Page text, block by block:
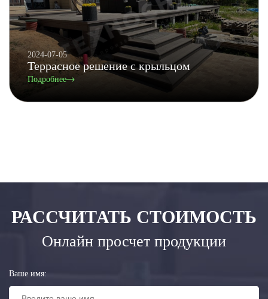
2024-07-05
Террасное решение с крыльцом
Подробнее
РАССЧИТАТЬ СТОИМОСТЬ
Онлайн просчет продукции
Ваше имя: